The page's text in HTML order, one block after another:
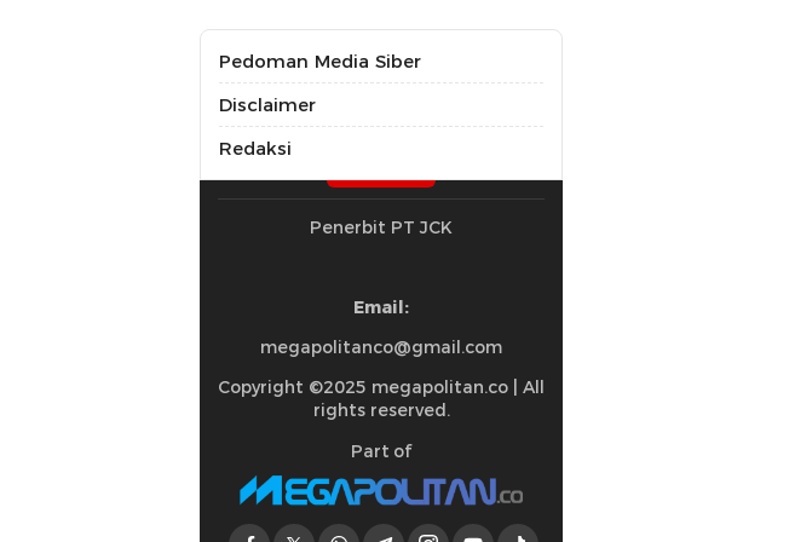
Pedoman Media Siber
Disclaimer
Redaksi
Penerbit PT JCK
Email:
megapolitanco@gmail.com
Copyright ©2025 megapolitan.co | All
rights reserved.
Part of